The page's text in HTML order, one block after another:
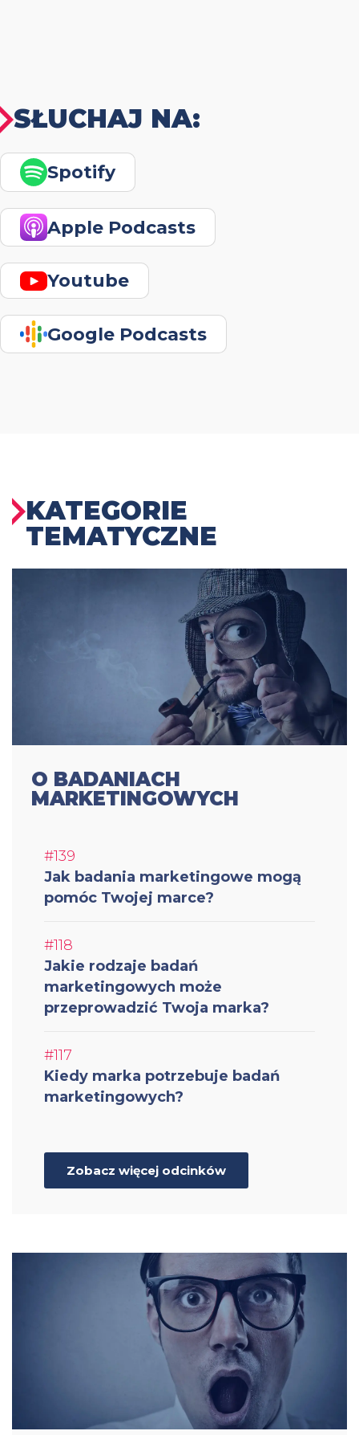
SŁUCHAJ NA:
Spotify
Apple Podcasts
Youtube
Google Podcasts
KATEGORIE
TEMATYCZNE
O BADANIACH
MARKETINGOWYCH
#139
Jak badania marketingowe mogą
pomóc Twojej marce?
#118
Jakie rodzaje badań
marketingowych może
przeprowadzić Twoja marka?
#117
Kiedy marka potrzebuje badań
marketingowych?
Zobacz więcej odcinków